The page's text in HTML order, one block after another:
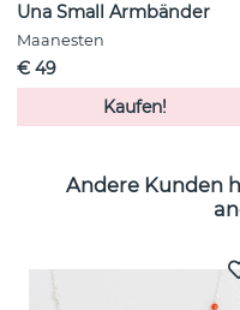
Una Small Armbänder
Maanesten
€ 49
Kaufen!
Andere Kunden